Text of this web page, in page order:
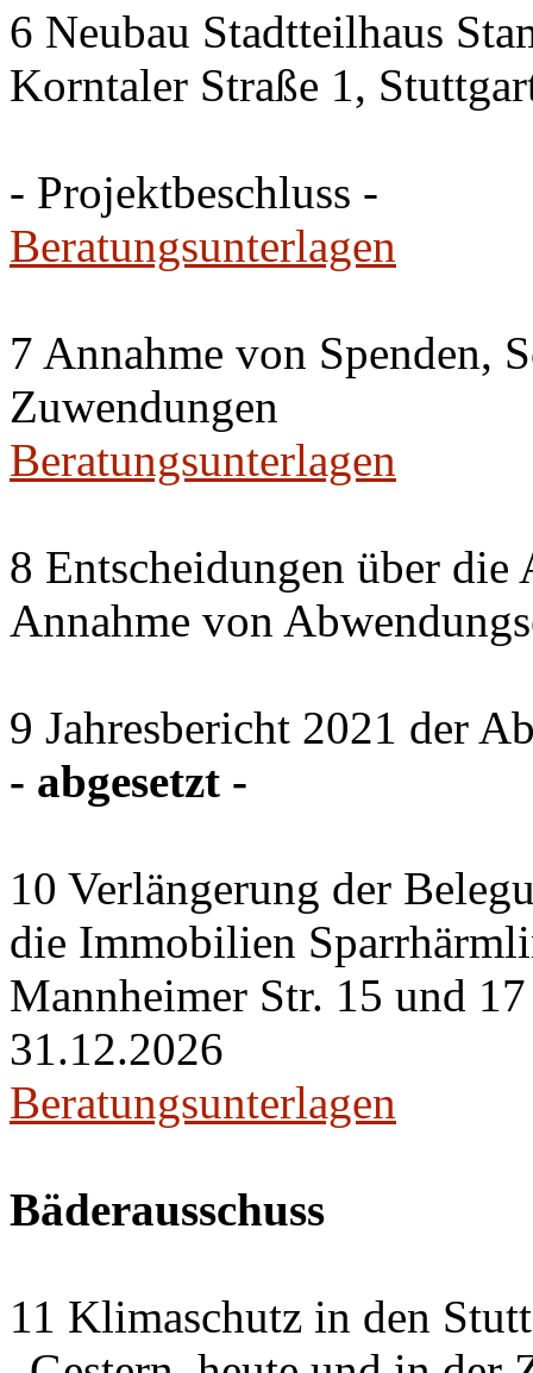
6 Neubau Stadtteilhaus
Korntaler Straße 1,
- Projektbeschluss -
Beratungsunterlagen
7 Annahme von Spenden,
Zuwendungen
Beratungsunterlagen
8 Entscheidungen über
Annahme von
9 Jahresbericht 2021 der
- abgesetzt -
10 Verlängerung der
die Immobilien
Mannheimer Str. 15 und
31.12.2026
Beratungsunterlagen
Bäderausschuss
11 Klimaschutz in den